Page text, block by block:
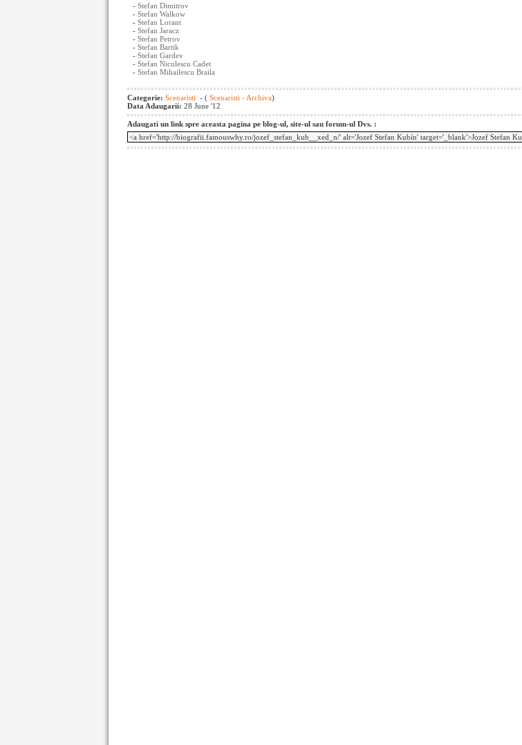
- Stefan Dimitrov
- Stefan Walkow
- Stefan Lorant
- Stefan Jaracz
- Stefan Petrov
- Stefan Bartik
- Stefan Gardev
- Stefan Niculescu Cadet
- Stefan Mihailescu Braila
Categorie: Scenaristi - ( Scenaristi - Archiva)
Data Adaugarii: 28 June '12
Adaugati un link spre aceasta pagina pe blog-ul, site-ul sau forum-ul Dvs. :